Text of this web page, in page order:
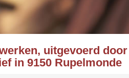
uitgevoerd door
in 9150 Rupelmonde